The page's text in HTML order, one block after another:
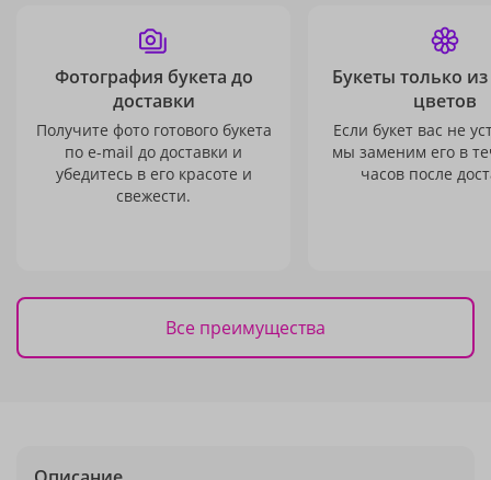
Фотография букета до
доставки
Получите фото готового букета
по e-mail до доставки и
убедитесь в его красоте и
свежести.
Букеты только
цветов
Если букет вас не
мы заменим его в
часов после
Все преимущества